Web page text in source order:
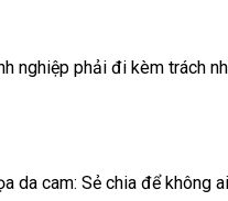
nghiệp phải đi kèm trách
da cam: Sẻ chia để không